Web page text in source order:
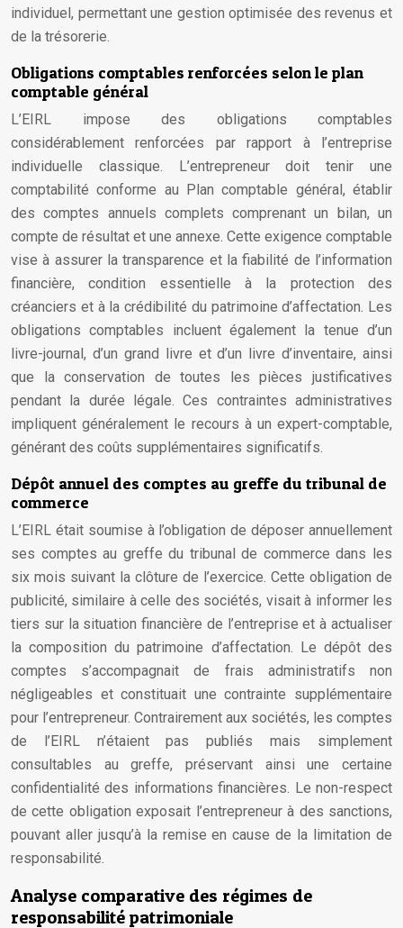
individuel, permettant une gestion optimisée des revenus et
de la trésorerie.
Obligations comptables renforcées selon le plan
comptable général
L’EIRL impose des obligations comptables
considérablement renforcées par rapport à l’entreprise
individuelle classique. L’entrepreneur doit tenir une
comptabilité conforme au Plan comptable général, établir
des comptes annuels complets comprenant un bilan, un
compte de résultat et une annexe. Cette exigence comptable
vise à assurer la transparence et la fiabilité de l’information
financière, condition essentielle à la protection des
créanciers et à la crédibilité du patrimoine d’affectation. Les
obligations comptables incluent également la tenue d’un
livre-journal, d’un grand livre et d’un livre d’inventaire, ainsi
que la conservation de toutes les pièces justificatives
pendant la durée légale. Ces contraintes administratives
impliquent généralement le recours à un expert-comptable,
générant des coûts supplémentaires significatifs.
Dépôt annuel des comptes au greffe du tribunal de
commerce
L’EIRL était soumise à l’obligation de déposer annuellement
ses comptes au greffe du tribunal de commerce dans les
six mois suivant la clôture de l’exercice. Cette obligation de
publicité, similaire à celle des sociétés, visait à informer les
tiers sur la situation financière de l’entreprise et à actualiser
la composition du patrimoine d’affectation. Le dépôt des
comptes s’accompagnait de frais administratifs non
négligeables et constituait une contrainte supplémentaire
pour l’entrepreneur. Contrairement aux sociétés, les comptes
de l’EIRL n’étaient pas publiés mais simplement
consultables au greffe, préservant ainsi une certaine
confidentialité des informations financières. Le non-respect
de cette obligation exposait l’entrepreneur à des sanctions,
pouvant aller jusqu’à la remise en cause de la limitation de
responsabilité.
Analyse comparative des régimes de
responsabilité patrimoniale